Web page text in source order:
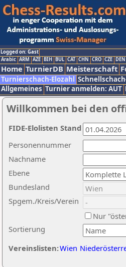
Logged on: Gast
Arabic ARM AZE BIH BUL CAT CHN CRO CZE DEN
Home TurnierDB Meisterschaft
Turnierschach-Elozahl
Allgemeines Turnier anmelden: AUT
Willkommen bei den
Nachname
Ebene
Sortierung
Personennummer
Bundesland
Spgem./Kreis/Verein
Nur
Vereinslisten:Wien
FIDE-Elolisten Stand